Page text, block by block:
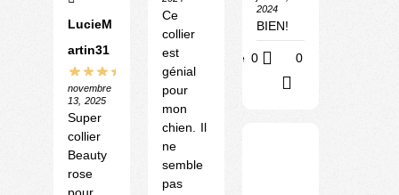
LucieM
artin31
novembre
13, 2025
Super
collier
Beauty
rose
Ce
collier
est
génial
pour
mon
chien. Il
ne
semble
pas
2024
BIEN!
Utile 0 0